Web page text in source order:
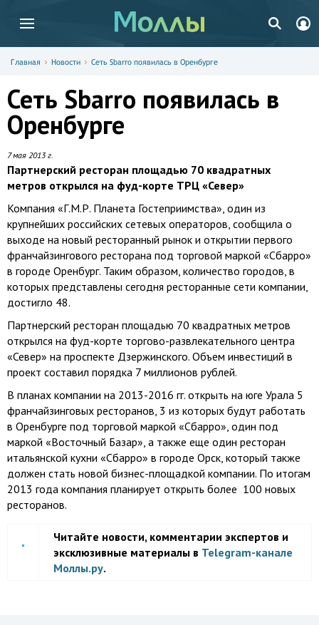
Главная Новости Сеть Sbarro появилась в Оренбурге
Сеть Sbarro появилась в
Оренбурге
7 мая 2013 г.
Партнерский ресторан площадью 70 квадратных
метров открылся на фуд-корте ТРЦ «Север»
Компания «Г.М.Р. Планета Гостеприимства», один из
крупнейших российских сетевых операторов, сообщила о
выходе на новый ресторанный рынок и открытии первого
франчайзингового ресторана под торговой маркой «Сбарро»
в городе Оренбург. Таким образом, количество городов, в
которых представлены сегодня ресторанные сети компании,
достигло 48.
Партнерский ресторан площадью 70 квадратных метров
открылся на фуд-корте торгово-развлекательного центра
«Север» на проспекте Дзержинского. Объем инвестиций в
проект составил порядка 7 миллионов рублей.
В планах компании на 2013-2016 гг. открыть на юге Урала 5
франчайзинговых ресторанов, 3 из которых будут работать
в Оренбурге под торговой маркой «Сбарро», один под
маркой «Восточный Базар», а также еще один ресторан
итальянской кухни «Сбарро» в городе Орск, который также
должен стать новой бизнес-площадкой компании. По итогам
2013 года компания планирует открыть более 100 новых
ресторанов.
Читайте новости, комментарии экспертов и
эксклюзивные материалы в Telegram-канале
Моллы.ру.